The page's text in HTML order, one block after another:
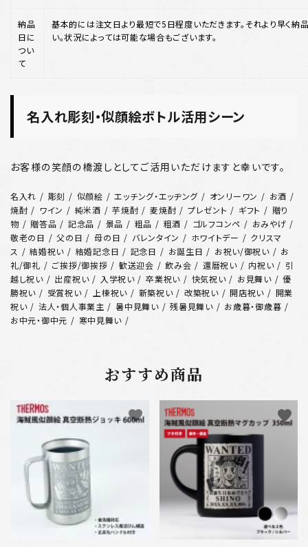
納品
日に
つい
て
基本的には注文日より最短で5日程度いただきます。それより早く
い。状況によっては可能な場合もございます。
名入れ彫刻・似顔絵ボトル活用シーン
お客様の笑顔の橋渡しとしてご活用いただけますと幸いです。
名入れ 彫刻 似顔絵 エッチング・エッヂング オンリーワン
お酒
焼酎
ワイン 純米酒 芋焼酎 麦焼酎 プレゼント ギフト
贈り
物
贈答品 記念品 景品 粗品 粗酒 ゴルフコンペ
おみやげ
敬老の日
父の日 母の日 バレンタイン ホワイトデー
クリスマ
ス
結婚祝い 結婚記念日 記念日 お誕生日 お祝い/御祝い
お
礼/御礼
ご挨拶/御挨拶 歓送迎会 飲み会 還暦祝い 内祝い
引
越し祝い
出産祝い 入学祝い 卒業祝い 快気祝い お見舞い
優
勝祝い
受賞祝い 上棟祝い 新築祝い 改築祝い 開店祝い
開業
祝い
法人・個人事業主 暑中見舞い 残暑見舞い
お歳暮・御歳暮
お中元・御中元
寒中見舞い
おすすめ商品
favorite favorite